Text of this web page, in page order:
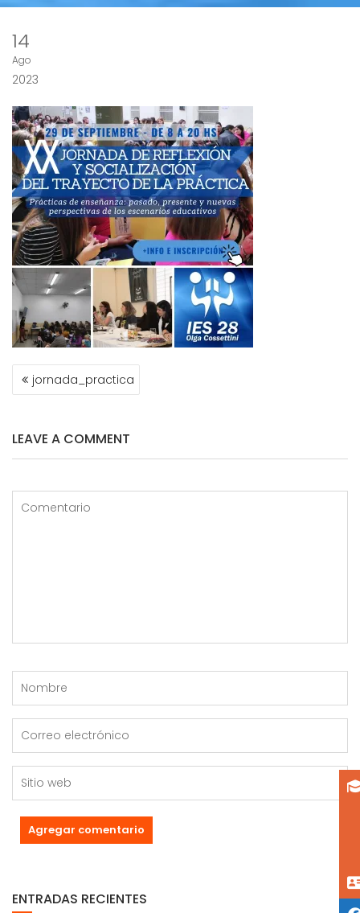
14
Ago
2023
NAVEGACIÓN
DEjornada_practica
LEAVE A COMMENT
ENTRADAS RECIENTES